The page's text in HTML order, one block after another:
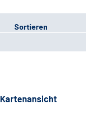
Sortieren
Kartenansicht